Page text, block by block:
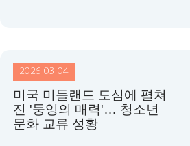
2026-03-04
미국 미들랜드 도심에 펼쳐
진 '둥잉의 매력'… 청소년
문화 교류 성황